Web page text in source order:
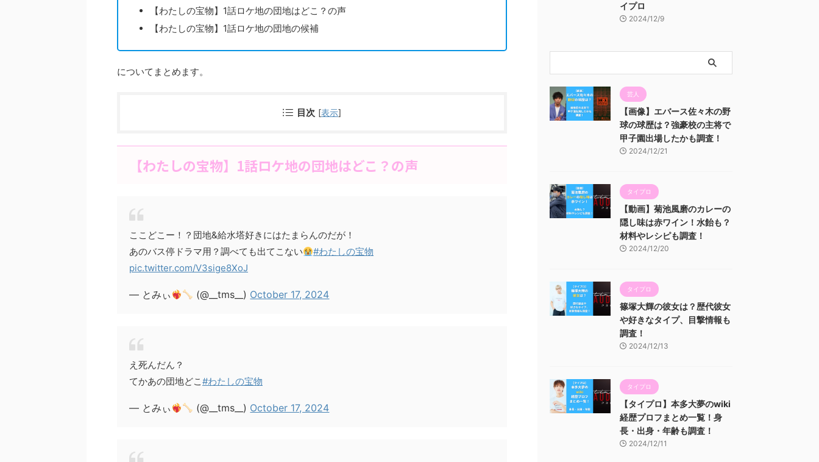
【わたしの宝物】1話ロケ地の団地はどこ？の声
【わたしの宝物】1話ロケ地の団地の候補
についてまとめます。
目次 [表示]
【わたしの宝物】1話ロケ地の団地はどこ？の声
ここどこー！？団地&給水塔好きにはたまらんのだが！
あのバス停ドラマ用？調べても出てこない
#わたしの宝物
pic.twitter.com/V3sige8XoJ
— とみぃ (@__tms__) October 17, 2024
え死んだん？
てかあの団地どこ#わたしの宝物
— とみぃ (@__tms__) October 17, 2024
イプロ
2024/12/9
芸人
【画像】エバース佐々木の野
球の球歴は？強豪校の主将で
甲子園出場したかも調査！
2024/12/21
タイプロ
【動画】菊池風磨のカレーの
隠し味は赤ワイン！水飴も？
材料やレシピも調査！
2024/12/20
タイプロ
篠塚大輝の彼女は？歴代彼女
や好きなタイプ、目撃情報も
調査！
2024/12/13
タイプロ
【タイプロ】本多大夢のwiki
経歴プロフまとめ一覧！身
長・出身・年齢も調査！
2024/12/11